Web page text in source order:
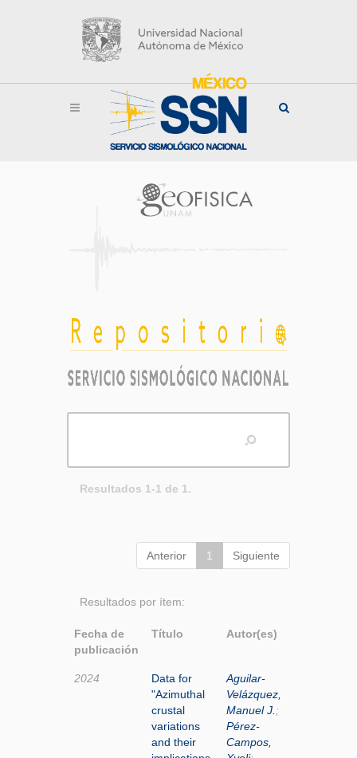
Resultados 1-1 de 1.
Anterior 1 Siguiente
Resultados por ítem:
Fecha de
publicación
Título Autor(es)
2024
Data for
"Azimuthal
crustal
variations
and their
Aguilar-
Velázquez,
Manuel J. ;
Pérez-
Campos,